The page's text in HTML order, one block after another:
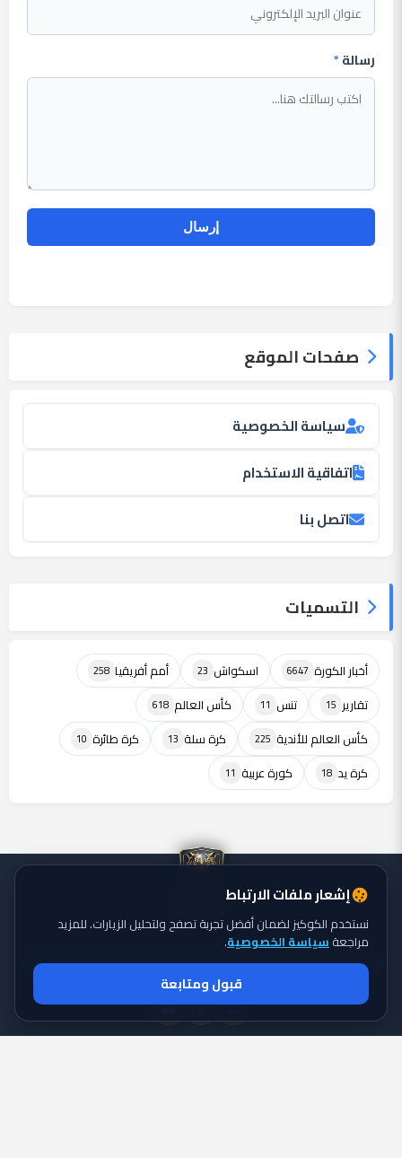
رسالة*
صفحات الموقع
سياسة الخصوصية
اتفاقية الاستخدام
اتصل بنا
التسميات
أخبار الكورة 6647 اسكواش 23 أمم أفريقيا 258
تقارير 15 تنس 11 كأس العالم 618
كأس العالم للأندية 225 كرة سلة 13 كرة طائرة 10
كرة يد 18 كورة عربية 11
جميع الحقوق محفوظة ©تايجر الكورة: موقع يقدم أحدث أخبار الكورة
2026
إشعار ملفات الارتباط
نستخدم الكوكيز لضمان أفضل تجربة تصفح ولتحليل الزيارات. للمزيد
مراجعةسياسة الخصوصية.
قبول ومتابعة